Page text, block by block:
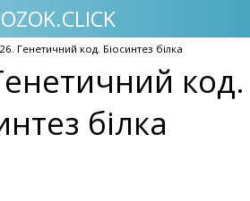
Генетичний код. Біосинтез білка
код.
білка